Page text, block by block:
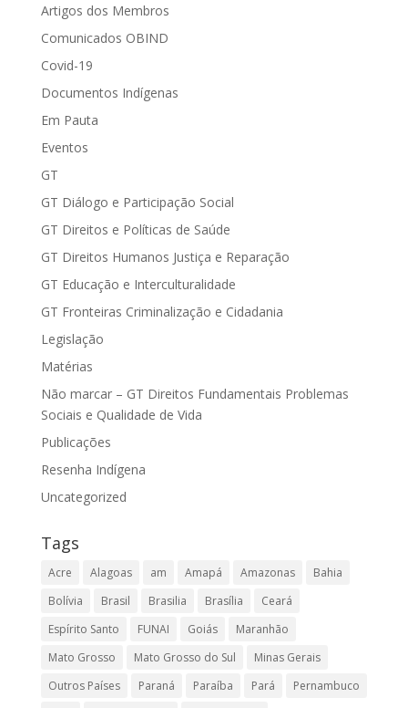
Artigos dos Membros
Comunicados OBIND
Covid-19
Documentos Indígenas
Em Pauta
Eventos
GT
GT Diálogo e Participação Social
GT Direitos e Políticas de Saúde
GT Direitos Humanos Justiça e Reparação
GT Educação e Interculturalidade
GT Fronteiras Criminalização e Cidadania
Legislação
Matérias
Não marcar – GT Direitos Fundamentais Problemas
Sociais e Qualidade de Vida
Publicações
Resenha Indígena
Uncategorized
Tags
Acre Alagoas am Amapá Amazonas
Bahia
Bolívia
Brasil Brasilia Brasília
Ceará
Espírito Santo
FUNAI Goiás
Maranhão
Mato Grosso
Mato Grosso do Sul
Minas Gerais
Outros Países
Paraná Paraíba Pará
Pernambuco